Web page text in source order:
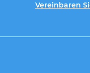
Vereinbaren